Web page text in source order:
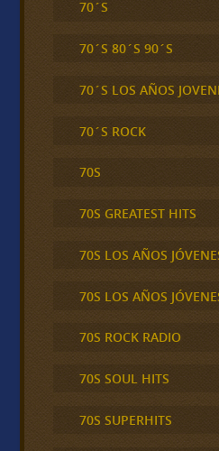
70´S
70´S 80´S 90´S
70´S LOS AÑOS
70´S ROCK
70S
70S GREATEST HITS
70S LOS AÑOS
70S LOS AÑOS
70S ROCK RADIO
70S SOUL HITS
70S SUPERHITS